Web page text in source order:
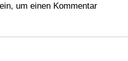
um einen Kommentar